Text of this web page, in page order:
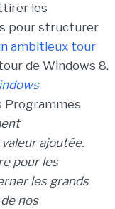
les
pour structurer
ambitieux tour
de Windows 8.
Programmes
ajoutée.
pour les
les grands
nos